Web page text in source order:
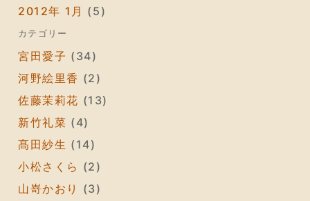
2012年 1月 (5)
カテゴリー
宮田愛子 (34)
河野絵里香 (2)
佐藤茉莉花 (13)
新竹礼菜 (4)
髙田紗生 (14)
小松さくら (2)
山嵜かおり
(3)